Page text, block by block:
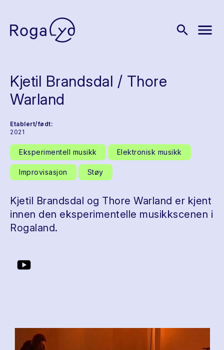
search menu
Kjetil Brandsdal / Thore
Warland
Etablert/født:
2021
Eksperimentell musikk Elektronisk musikk
Improvisasjon Støy
Kjetil Brandsdal og Thore Warland er kjent
innen den eksperimentelle musikkscenen i
Rogaland.